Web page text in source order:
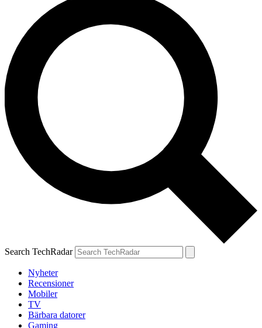
Search TechRadar
Nyheter
Recensioner
Mobiler
TV
Bärbara datorer
Gaming